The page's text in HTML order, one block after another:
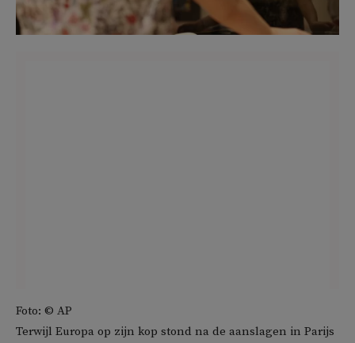
Foto: © AP
Terwijl Europa op zijn kop stond na de aanslagen in Parijs